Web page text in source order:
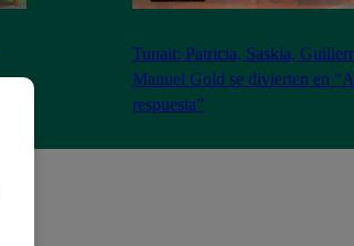
Tunait: Patricia, Saskia,
Manuel Gold se divierten en
respuesta”